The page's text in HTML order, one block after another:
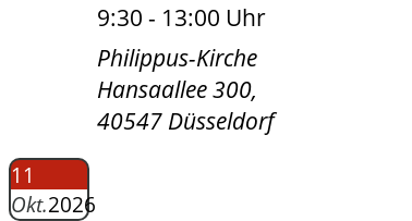
9:30 - 13:00 Uhr
Philippus-Kirche
Hansaallee 300,
40547 Düsseldorf
11
Okt.2026